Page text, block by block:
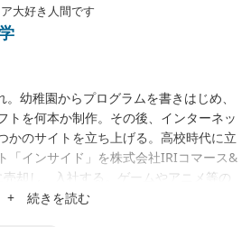
大好き人間です
幼稚園からプログラムを書きはじめ、
トを何本か制作。その後、インターネッ
かのサイトを立ち上げる。高校時代に立
「インサイド」を株式会社IRIコマース&
売却し、入社する。ゲームやアニメ等の
ドアプリ開発、サイト立ち上げ、サイト
+ 続きを読む